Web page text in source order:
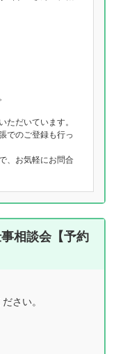
ただいています。
でのご登録も行っ
、お気軽にお問合
相談会【予約
さい。